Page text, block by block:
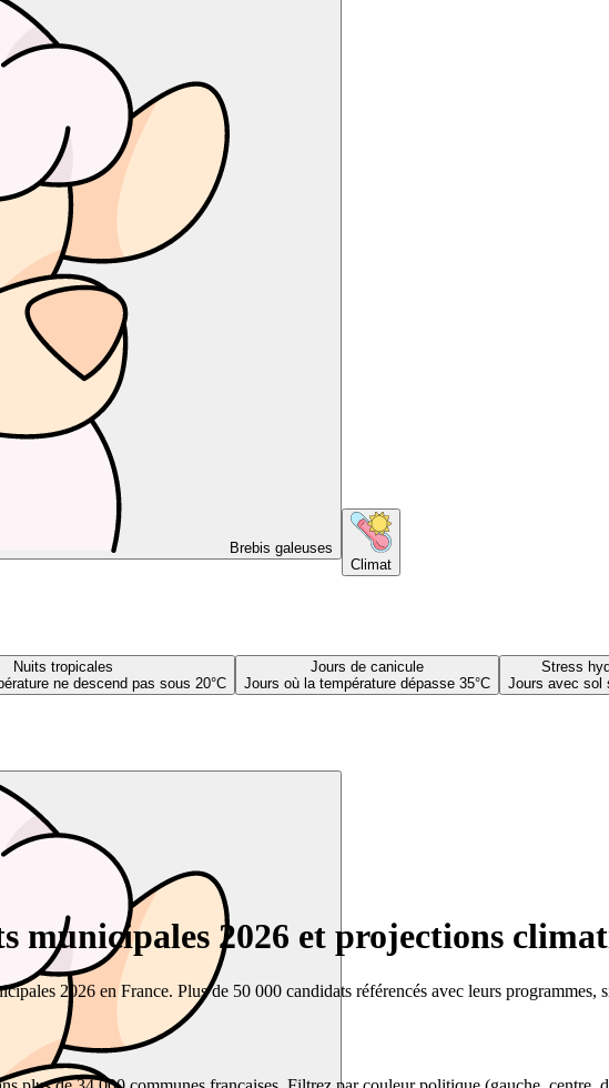
Brebis galeuses
Climat
Nuits tropicales
ne descend pas sous 20°C
Jours de canicule
Jours où la température dépasse 35°C
Stress
Jours avec sol
2026 et projections
2026 en France. Plus de 50 000 candidats référencés avec leurs programmes,